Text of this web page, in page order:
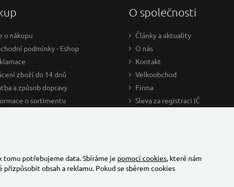
o nákupu
podmínky - Eshop
zboží do 14 dnů
a způsob dopravy
o sortimentu
O společnosti
Články a aktuality
O nás
Kontakt
Velkoobchod
Firma
Sleva za registraci IČ
tomu potřebujeme data. Sbíráme je pomocí cookies, které nám
obsah a reklamu. Pokud se sběrem cookies